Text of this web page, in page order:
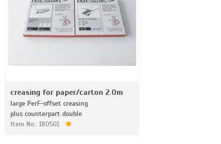
creasing for paper/carton 2.0m
large PerF-offset creasing
plus counterpart double
Item No.: 180501